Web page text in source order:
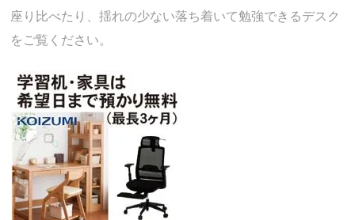
座り比べたり、揺れの少ない落ち着いて勉強できるデスク
をご覧ください。